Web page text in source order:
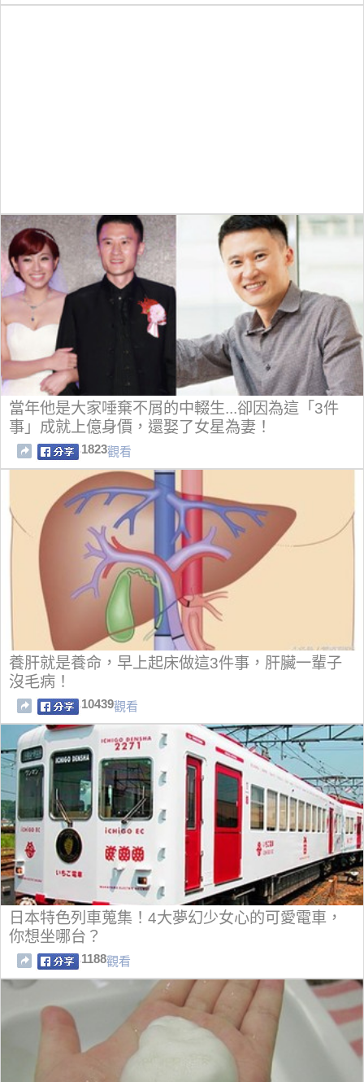
當年他是大家唾棄不屑的中輟生...卻因為這「3件
事」成就上億身價，還娶了女星為妻！
1823觀看
養肝就是養命，早上起床做這3件事，肝臟一輩子
沒毛病！
10439觀看
日本特色列車蒐集！4大夢幻少女心的可愛電車，
你想坐哪台？
1188觀看